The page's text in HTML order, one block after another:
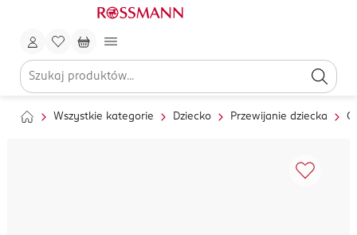
Wszystkie kategorie Dziecko Przewijanie dziecka